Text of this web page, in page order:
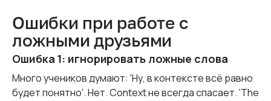
Ошибки при работе с
ложными друзьями
Ошибка 1: игнорировать ложные слова
Много учеников думают: 'Ну, в контексте всё равно
будет понятно'. Нет. Context не всегда спасает. 'The